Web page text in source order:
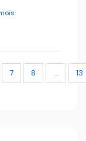
7 8 ... 13